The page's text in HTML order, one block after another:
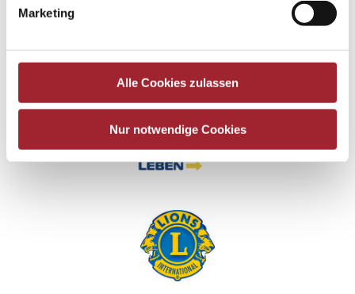
Marketing
Alle Cookies zulassen
Nur notwendige Cookies